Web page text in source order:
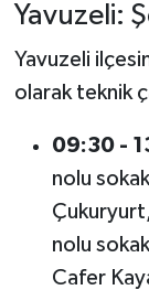
Yavuzeli:
Yavuzeli
olarak teknik
09:30 -
nolu
nolu
Cafer